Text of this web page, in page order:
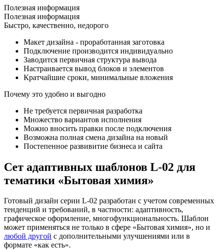
Полезная информация
Полезная информация
Быстро, качественно, недорого
Макет дизайна - проработанная заготовка
Подключение производится индивидуально
Заводится первичная структура вывода
Настраивается вывод блоков и элементов
Кратчайшие сроки, минимальные вложения
Почему это удобно и выгодно
Не требуется первичная разработка
Множество вариантов исполнения
Можно вносить правки после подключения
Возможна полная смена дизайна на новый
Постепенное развивитие бизнеса и сайта
Сет адаптивных шаблонов L-02 для
тематики «Бытовая химия»
Готовый дизайн серии L-02 разработан с учетом современных
тенденций и требований, в частности: адаптивность,
графическое оформление, многофункциональность. Шаблон
может применяться не только в сфере «Бытовая химия», но и
любой другой с дополнительными улучшениями или в
формате «как есть».